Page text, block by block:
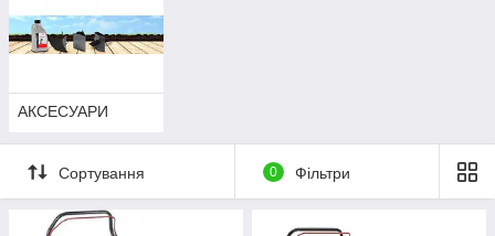
АКСЕСУАРИ
Сортування 0 Фільтри